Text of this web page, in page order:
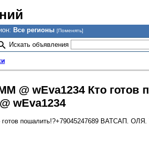
Все регионы [Поменять]
Искать объявления
wEva1234 Кто готов
wEva1234
пошалить!?+79045247689 ВАТСАП.